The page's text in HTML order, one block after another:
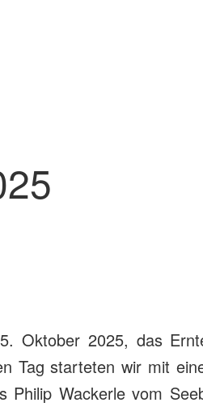
Oktober 2025, das
Tag starteten wir mit
Philip Wackerle vom